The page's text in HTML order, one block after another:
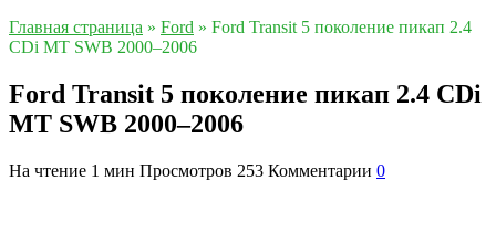
Главная страница » Ford » Ford Transit 5 поколение пикап 2.4
CDi MT SWB 2000–2006
Ford Transit 5 поколение пикап 2.4 CDi
MT SWB 2000–2006
На чтение 1 мин Просмотров 253 Комментарии 0